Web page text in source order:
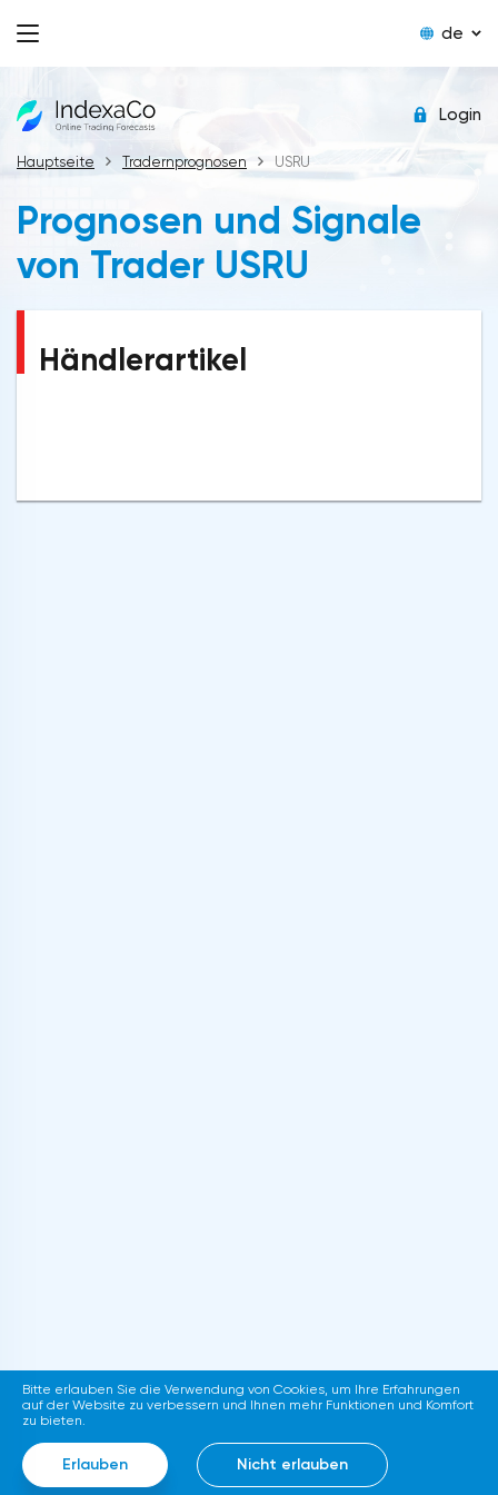
de
Login
Hauptseite Tradernprognosen USRU
Prognosen und Signale
von Trader USRU
Händlerartikel
Bitte erlauben Sie die Verwendung von Cookies, um Ihre Erfahrungen
auf der Website zu verbessern und Ihnen mehr Funktionen und Komfort
zu bieten.
Erlauben Nicht erlauben